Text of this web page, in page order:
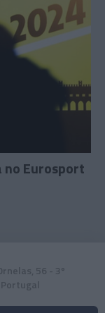
Eurosport
56 - 3º